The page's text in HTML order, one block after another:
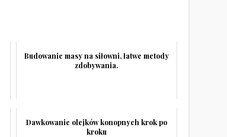
Budowanie masy na siłowni, łatwe metody
zdobywania.
Dawkowanie olejków konopnych krok po
kroku